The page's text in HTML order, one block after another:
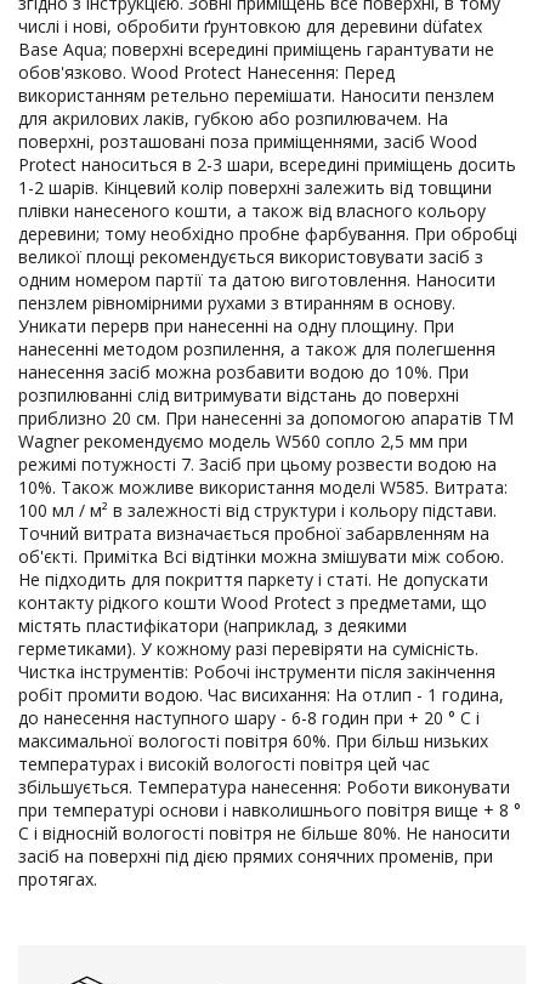
числі і нові, обробити ґрунтовкою для деревини düfatex
Base Aqua; поверхні всередині приміщень гарантувати не
обов'язково. Wood Protect Нанесення: Перед
використанням ретельно перемішати. Наносити пензлем
для акрилових лаків, губкою або розпилювачем. На
поверхні, розташовані поза приміщеннями, засіб Wood
Protect наноситься в 2-3 шари, всередині приміщень досить
1-2 шарів. Кінцевий колір поверхні залежить від товщини
плівки нанесеного кошти, а також від власного кольору
деревини; тому необхідно пробне фарбування. При обробці
великої площі рекомендується використовувати засіб з
одним номером партії та датою виготовлення. Наносити
пензлем рівномірними рухами з втиранням в основу.
Уникати перерв при нанесенні на одну площину. При
нанесенні методом розпилення, а також для полегшення
нанесення засіб можна розбавити водою до 10%. При
розпилюванні слід витримувати відстань до поверхні
приблизно 20 см. При нанесенні за допомогою апаратів ТМ
Wagner рекомендуємо модель W560 сопло 2,5 мм при
режимі потужності 7. Засіб при цьому розвести водою на
10%. Також можливе використання моделі W585. Витрата:
100 мл / м² в залежності від структури і кольору підстави.
Точний витрата визначається пробної забарвленням на
об'єкті. Примітка Всі відтінки можна змішувати між собою.
Не підходить для покриття паркету і статі. Не допускати
контакту рідкого кошти Wood Protect з предметами, що
містять пластифікатори (наприклад, з деякими
герметиками). У кожному разі перевіряти на сумісність.
Чистка інструментів: Робочі інструменти після закінчення
робіт промити водою. Час висихання: На отлип - 1 година,
до нанесення наступного шару - 6-8 годин при + 20 ° С і
максимальної вологості повітря 60%. При більш низьких
температурах і високій вологості повітря цей час
збільшується. Температура нанесення: Роботи виконувати
при температурі основи і навколишнього повітря вище + 8 °
С і відносній вологості повітря не більше 80%. Не наносити
засіб на поверхні під дією прямих сонячних променів, при
протягах.